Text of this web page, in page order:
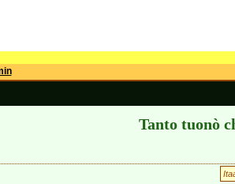
Tanto tuonò